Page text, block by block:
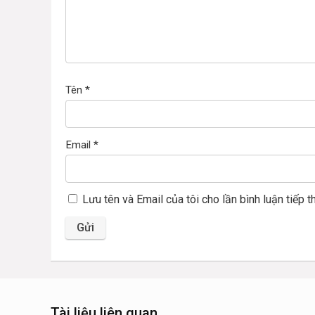
Tên *
Email *
Lưu tên và Email của tôi cho lần bình luận tiếp